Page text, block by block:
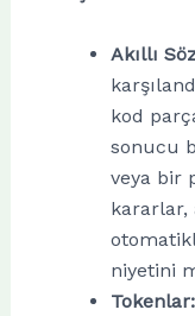
Akıllı
kod
sonucu
veya bir
kararlar,
niyetini
Tokenlar: